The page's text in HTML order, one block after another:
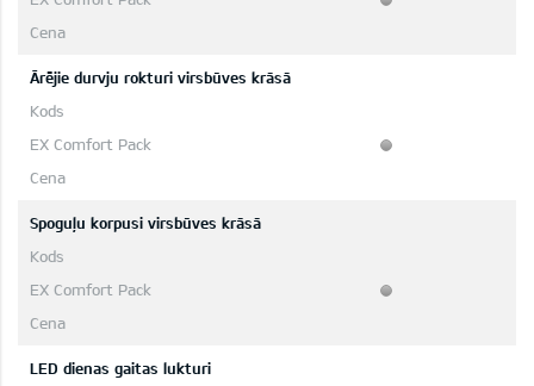
Ārējie durvju rokturi virsbūves krāsā
Spoguļu korpusi virsbūves krāsā
LED dienas gaitas lukturi